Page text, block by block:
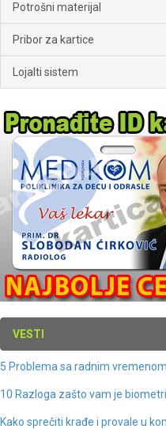
Potrošni materijal
Pribor za kartice
Lojalti sistem
VESTI
5 Problema sa radnim
10 Razloga zašto vam je
Kako sprečiti krađe i provale u